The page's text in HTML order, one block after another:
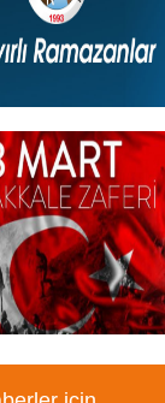
+
Şehitleri Mesajı